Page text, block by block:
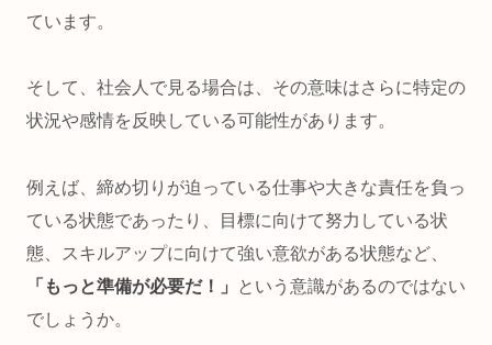
ています。
そして、社会人で見る場合は、その意味はさらに特定の
状況や感情を反映している可能性があります。
例えば、 締め切りが迫っている仕事や大きな責任を負っ
ている状態であったり、目標に向けて努力している状
態、スキルアップに向けて強い意欲がある状態など、
「もっと準備が必要だ！」
という意識があるのではない
でしょうか。